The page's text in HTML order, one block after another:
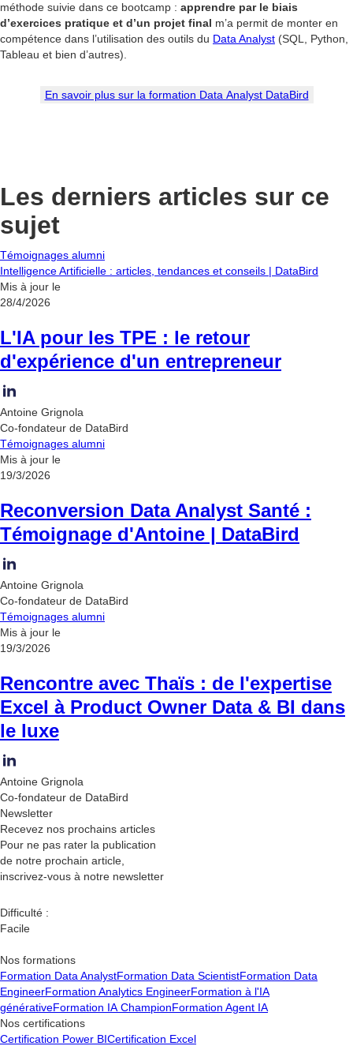
méthode suivie dans ce bootcamp : apprendre par le biais
d’exercices pratique et d’un projet final m’a permit de monter en
compétence dans l’utilisation des outils du Data Analyst (SQL, Python,
Tableau et bien d’autres).
En savoir plus sur la formation Data Analyst DataBird
Les derniers articles sur ce
sujet
Témoignages alumni
Intelligence Artificielle : articles, tendances et conseils | DataBird
Mis à jour le
28/4/2026
L'IA pour les TPE : le retour
d'expérience d'un entrepreneur
Antoine Grignola
Co-fondateur de DataBird
Témoignages alumni
Mis à jour le
19/3/2026
Reconversion Data Analyst Santé :
Témoignage d'Antoine | DataBird
Antoine Grignola
Co-fondateur de DataBird
Témoignages alumni
Mis à jour le
19/3/2026
Rencontre avec Thaïs : de l'expertise
Excel à Product Owner Data & BI dans
le luxe
Antoine Grignola
Co-fondateur de DataBird
Newsletter
Recevez nos prochains articles
Pour ne pas rater la publication
de notre prochain article,
inscrivez-vous à notre newsletter
Difficulté :
Facile
Nos formations
Formation Data AnalystFormation Data ScientistFormation Data
EngineerFormation Analytics EngineerFormation à l'IA
générativeFormation IA ChampionFormation Agent IA
Nos certifications
Certification Power BICertification Excel